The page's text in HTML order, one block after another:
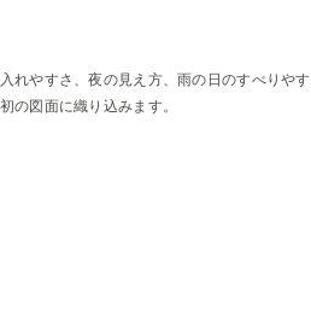
れやすさ、夜の見え方、雨の日のすべりやす
の図面に織り込みます。